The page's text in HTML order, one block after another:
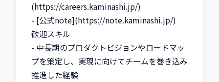
(https://careers.kaminashi.jp/)
- [公式note](https://note.kaminashi.jp/)
歓迎スキル
- 中長期のプロダクトビジョンやロードマッ
プを策定し、実現に向けてチームを巻き込み
推進した経験